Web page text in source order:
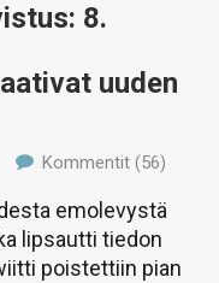
8.
uuden
Kommentit (56)
emolevystä
lipsautti tiedon
poistettiin pian